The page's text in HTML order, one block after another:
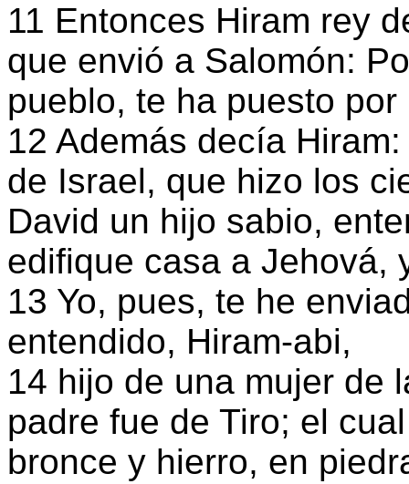
11 Entonces Hiram rey
que envió a Salomón:
pueblo, te ha puesto
12 Además decía
de Israel, que hizo los
David un hijo sabio,
edifique casa a Jehová,
13 Yo, pues, te he
entendido, Hiram-abi,
14 hijo de una mujer de
padre fue de Tiro; el
bronce y hierro, en